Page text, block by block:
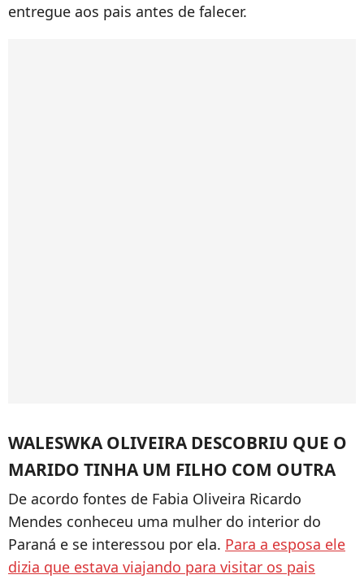
entregue aos pais antes de falecer.
WALESWKA OLIVEIRA DESCOBRIU QUE O
MARIDO TINHA UM FILHO COM OUTRA
De acordo fontes de Fabia Oliveira Ricardo
Mendes conheceu uma mulher do interior do
Paraná e se interessou por ela. Para a esposa ele
dizia que estava viajando para visitar os pais